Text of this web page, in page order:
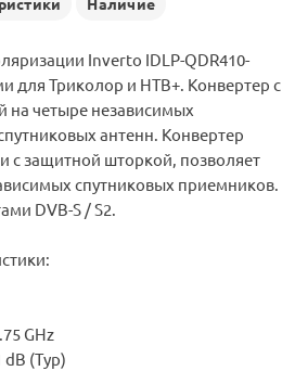
Inverto IDLP-QDR410-
для Триколор и НТВ+. Конвертер с
на четыре независимых
антенн. Конвертер
с защитной шторкой, позволяет
спутниковых приемников.
DVB-S / S2.
GHz
(Typ)